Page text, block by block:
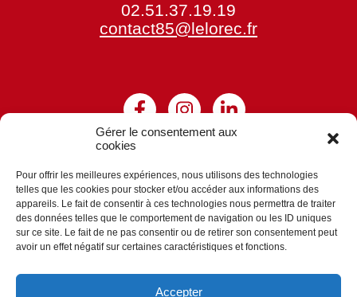
Gérer le consentement aux
cookies
Pour offrir les meilleures expériences, nous utilisons des technologies
telles que les cookies pour stocker et/ou accéder aux informations des
appareils. Le fait de consentir à ces technologies nous permettra de traiter
des données telles que le comportement de navigation ou les ID uniques
sur ce site. Le fait de ne pas consentir ou de retirer son consentement peut
avoir un effet négatif sur certaines caractéristiques et fonctions.
Accepter
02.51.37.19.19
contact85@lelorec.fr
Siège Social
8 impasse A. Rimbaud
44170 MARSAC-SUR-DON